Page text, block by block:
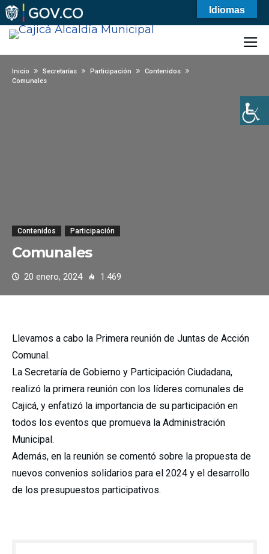
Inicio Secretarías Participación
Contenidos
Comunales
Contenidos Participación
Comunales
20 enero, 2024 1.469
Llevamos a cabo la Primera reunión de Juntas de Acción
Comunal.
La Secretaría de Gobierno y Participación Ciudadana,
realizó la primera reunión con los líderes comunales de
Cajicá, y enfatizó la importancia de su participación en
todos los eventos que promueva la Administración
Municipal.
Además, en la reunión se comentó sobre la propuesta de
nuevos convenios solidarios para el 2024 y el desarrollo
de los presupuestos participativos.
Idiomas